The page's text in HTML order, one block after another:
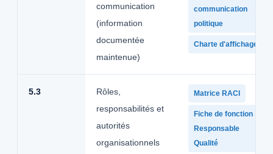
communication
(information
documentée
maintenue)
communication
politique
Charte d'affichage
5.3
Rôles,
responsabilités et
autorités
organisationnels
Matrice RACI
Fiche de fonction
Responsable
Qualité